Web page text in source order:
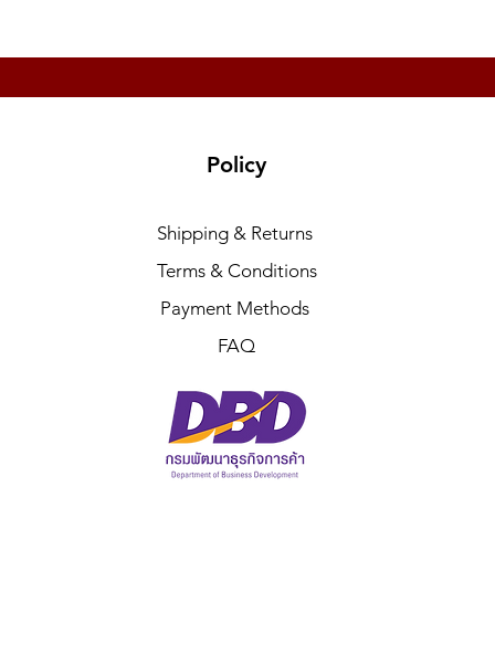
Policy
Shipping & Returns
Terms & Conditions
Payment Methods
FAQ